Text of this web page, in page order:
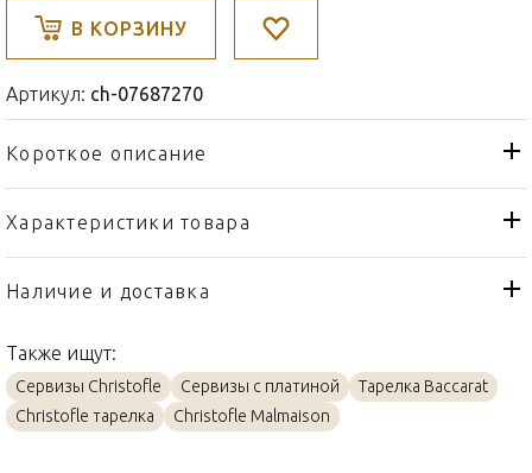
В КОРЗИНУ
Артикул: ch-07687270
Короткое описание
Характеристики товара
Тип товара
Тарелка
Бренд
Страна производителя
Материал
Платин, Фарфор
Объем / Размер
31см
Наличие и доставка
Также ищут:
Сервизы Christofle Сервизы с платиной
Тарелка Baccarat
Christofle тарелка
Christofle Malmaison